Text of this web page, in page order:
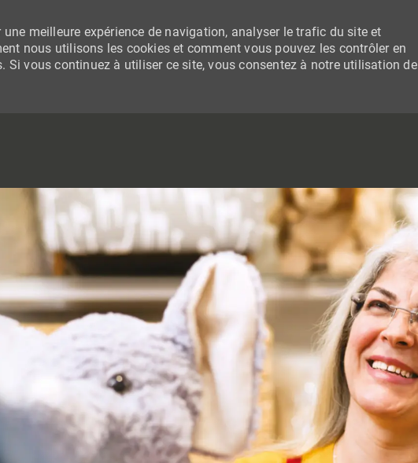
meilleure expérience de navigation, analyser le trafic du site et
nous utilisons les cookies et comment vous pouvez les contrôler en
Si vous continuez à utiliser ce site, vous consentez à notre utilisation de